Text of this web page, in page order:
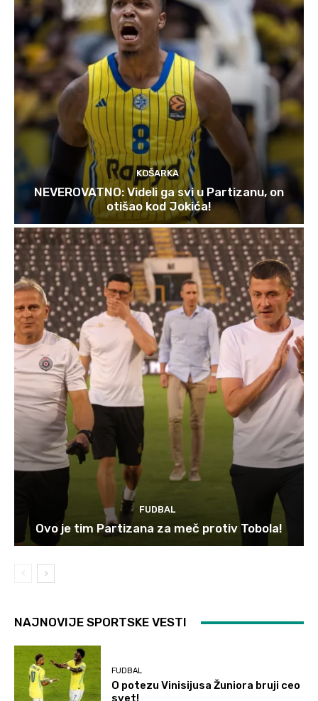
KOŠARKA
NEVEROVATNO: Videli ga svi u Partizanu, on
otišao kod Jokića!
FUDBAL
Ovo je tim Partizana za meč protiv Tobola!
NAJNOVIJE SPORTSKE VESTI
FUDBAL
O potezu Vinisijusa Žuniora bruji ceo
svet!